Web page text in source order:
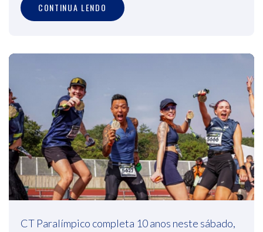
CONTINUA LENDO
CT Paralímpico completa 10 anos neste sábado,